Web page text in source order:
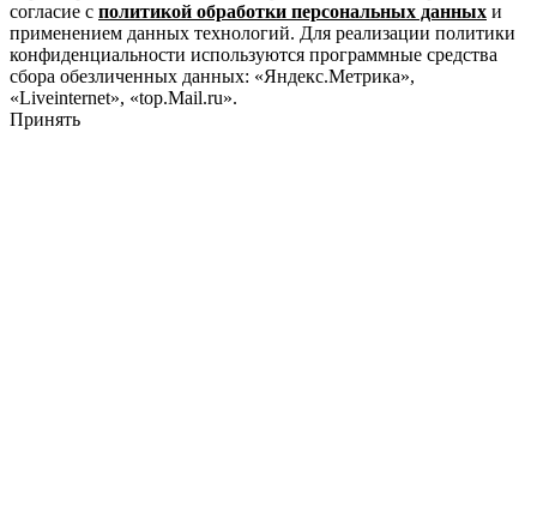
согласие с политикой обработки персональных данных и
применением данных технологий. Для реализации политики
конфиденциальности используются программные средства
сбора обезличенных данных: «Яндекс.Метрика»,
«Liveinternet», «top.Mail.ru».
Принять